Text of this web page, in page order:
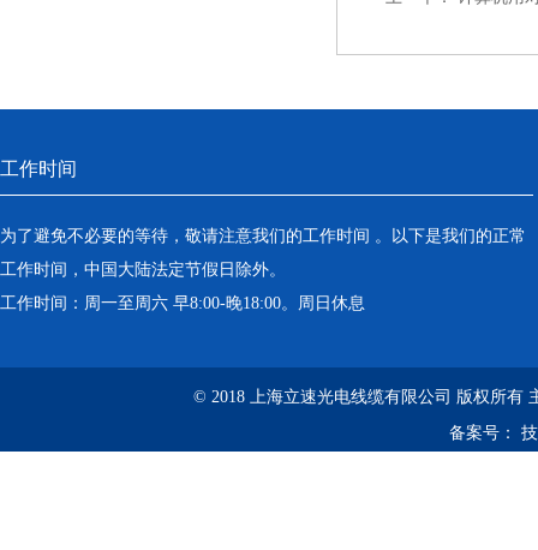
工作时间
为了避免不必要的等待，敬请注意我们的工作时间 。以下是我们的正常
工作时间，中国大陆法定节假日除外。
工作时间：周一至周六 早8:00-晚18:00。周日休息
© 2018 上海立速光电线缆有限公司 版权所有
备案号：